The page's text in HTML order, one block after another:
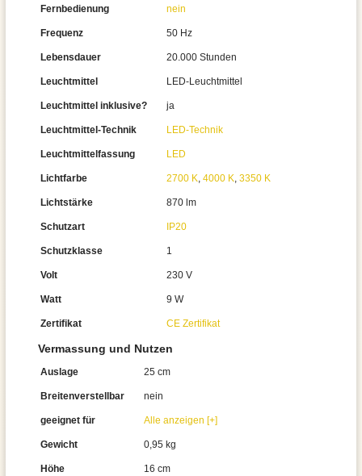
Fernbedienung nein
Frequenz 50 Hz
Lebensdauer 20.000 Stunden
Leuchtmittel LED-Leuchtmittel
Leuchtmittel inklusive? ja
Leuchtmittel-Technik LED-Technik
Leuchtmittelfassung LED
Lichtfarbe 2700 K, 4000 K, 3350 K
Lichtstärke 870 lm
Schutzart IP20
Schutzklasse 1
Volt 230 V
Watt 9 W
Zertifikat CE Zertifikat
Vermassung und Nutzen
Auslage 25 cm
Breitenverstellbar nein
geeignet für Alle anzeigen [+]
Gewicht 0,95 kg
Höhe 16 cm